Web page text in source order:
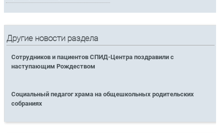
Другие новости раздела
Сотрудников и пациентов СПИД-Центра поздравили с
наступающим Рождеством
Социальный педагог храма на общешкольных родительских
собраниях